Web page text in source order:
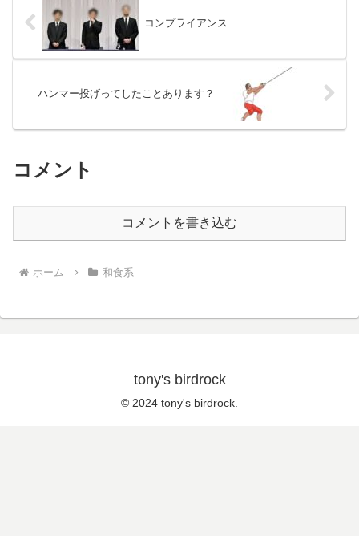
コンプライアンス
ハンマー投げってしたことあります？
コメント
コメントを書き込む
ホーム 和食系
tony's birdrock
© 2024 tony's birdrock.